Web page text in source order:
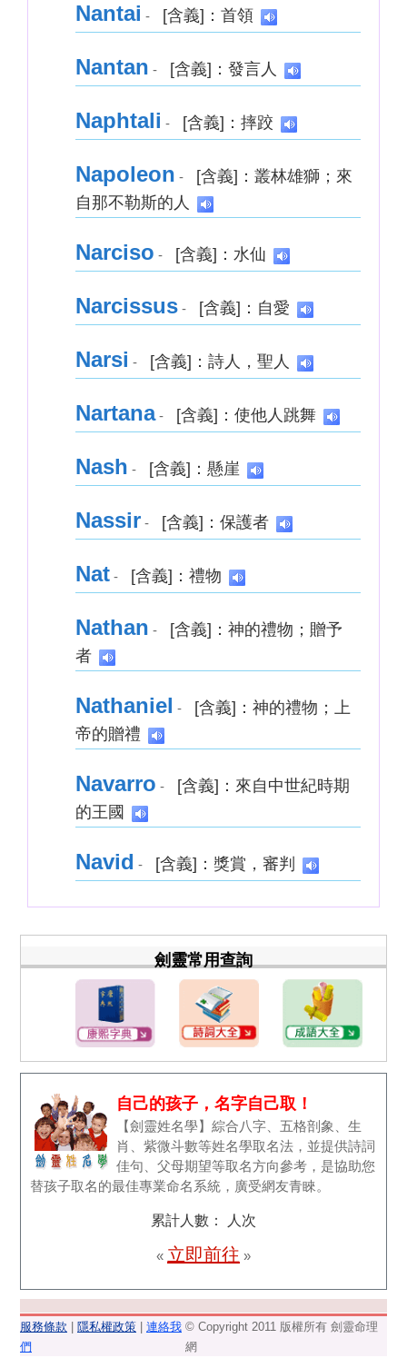
Nantai - [含義]：首領
Nantan - [含義]：發言人
Naphtali - [含義]：摔跤
Napoleon -
[含義]：叢林雄獅；來
自那不勒斯的人
Narciso - [含義]：水仙
Narcissus - [含義]：自愛
Narsi - [含義]：詩人，聖人
Nartana- [含義]：使他人跳舞
Nash - [含義]：懸崖
Nassir - [含義]：保護者
Nat - [含義]：禮物
Nathan -
[含義]：神的禮物；贈予
者
Nathaniel -
[含義]：神的禮物；上
帝的贈禮
Navarro -
[含義]：來自中世紀時期
的王國
Navid - [含義]：獎賞，審判
劍靈常用查詢
自己的孩子，名字自己取！
【劍靈姓名學】綜合八字、五格剖象、生
肖、紫微斗數等姓名學取名法，並提供詩詞
佳句、父母期望等取名方向參考，是協助您
替孩子取名的最佳專業命名系統，廣受網友青睞。
累計人數： 人次
« 立即前往 »
服務條款 隱私權政策
連絡我
們
© Copyright 2011 版權所有 劍靈命理
網